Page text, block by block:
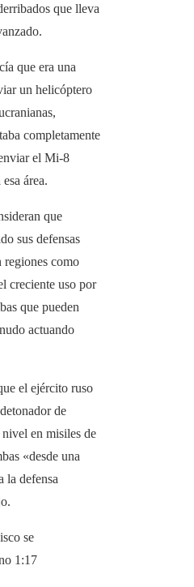
que lleva
que era una
un helicóptero
completamente
el Mi-8
área.
que
sus defensas
regiones como
creciente uso por
que pueden
actuando
el ejército ruso
de
en misiles de
«desde una
la defensa
se
1:17